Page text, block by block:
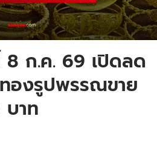
8 ก.ค. 69 เปิดลด
องรูปพรรณขาย
าท